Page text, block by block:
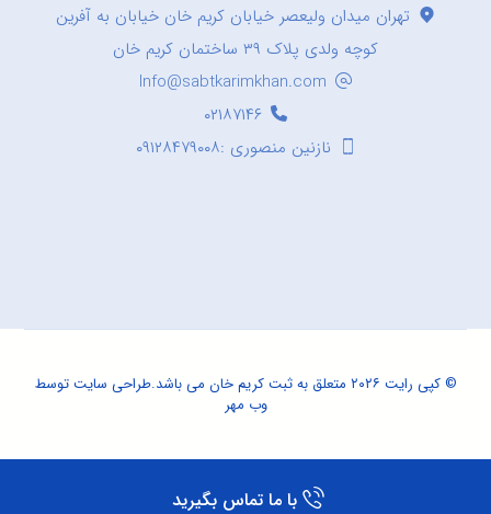
تهران میدان ولیعصر خیابان کریم خان خیابان به آفرین
کوچه ولدی پلاک ۳۹ ساختمان کریم خان
Info@sabtkarimkhan.com
۰۲۱۸۷۱۴۶
نازنین منصوری :۰۹۱۲۸۴۷۹۰۰۸
© کپی رایت ۲۰۲۶ متعلق به ثبت کریم خان می باشد. طراحی سایتتوسط
وب مهر
با ما تماس بگیرید